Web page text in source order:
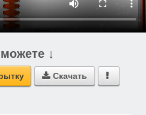
↓
 Скачать 